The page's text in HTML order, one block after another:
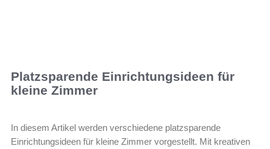
Platzsparende Einrichtungsideen für
kleine Zimmer
In diesem Artikel werden verschiedene platzsparende
Einrichtungsideen für kleine Zimmer vorgestellt. Mit kreativen